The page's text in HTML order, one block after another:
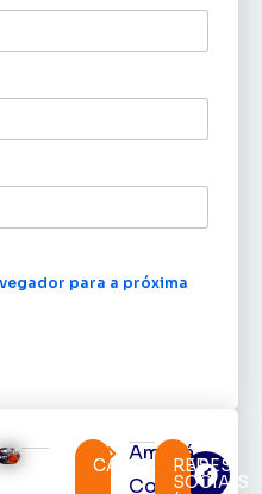
para a próxima
CATEGORIAS
Amapá
Cortes
REDES
SOCIAIS